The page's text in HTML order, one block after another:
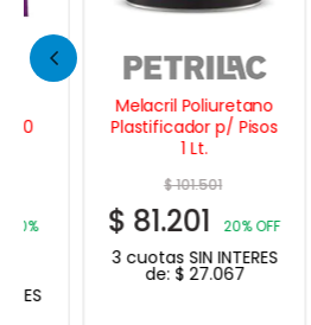
Melacril Poliuretano
Plastificador p/ Pisos
101.501
81.201 20% OFF
3 cuotas SIN INTERES
27.067